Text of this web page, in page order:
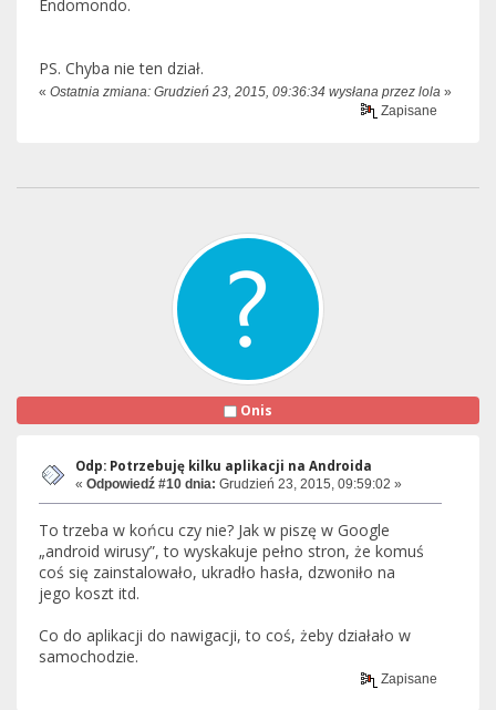
Endomondo.
PS. Chyba nie ten dział.
« Ostatnia zmiana: Grudzień 23, 2015, 09:36:34 wysłana przez lola »
Zapisane
Onis
Odp: Potrzebuję kilku aplikacji na Androida
« Odpowiedź #10 dnia: Grudzień 23, 2015, 09:59:02 »
To trzeba w końcu czy nie? Jak w piszę w Google
„android wirusy”, to wyskakuje pełno stron, że komuś
coś się zainstalowało, ukradło hasła, dzwoniło na
jego koszt itd.
Co do aplikacji do nawigacji, to coś, żeby działało w
samochodzie.
Zapisane